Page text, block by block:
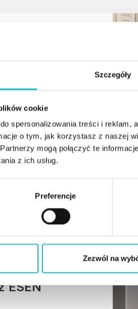
Szczegóły
cookie
spersonalizowania treści i reklam,
o tym, jak korzystasz z naszej
mogą połączyć te
z ich usług.
Preferencje
Zezwól na
E-Mobility
Energii i
wizytą studyjną w
ESEN